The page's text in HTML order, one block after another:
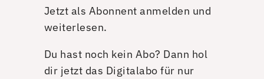
Jetzt als Abonnent anmelden und
weiterlesen.
Du hast noch kein Abo? Dann hol
dir jetzt das Digitalabo für nur